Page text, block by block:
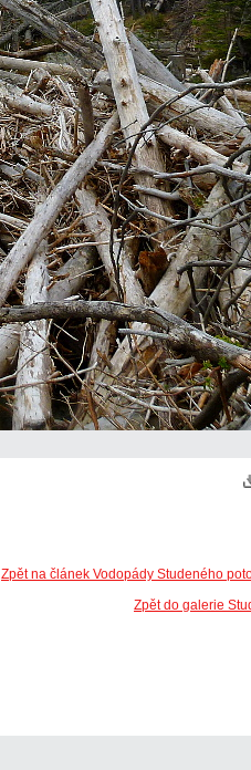
Zpět na článek Vodopády Studeného
Zpět do galerie